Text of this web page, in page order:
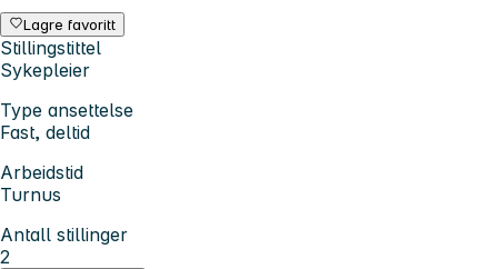
Lagre favoritt
Stillingstittel
Sykepleier
Type ansettelse
Fast, deltid
Arbeidstid
Turnus
Antall stillinger
2